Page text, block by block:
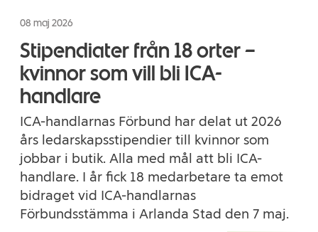
08 maj 2026
Stipendiater från 18 orter –
kvinnor som vill bli ICA-
handlare
ICA-handlarnas Förbund har delat ut 2026
års ledarskapsstipendier till kvinnor som
jobbar i butik. Alla med mål att bli ICA-
handlare. I år fick 18 medarbetare ta emot
bidraget vid ICA-handlarnas
Förbundsstämma i Arlanda Stad den 7 maj.